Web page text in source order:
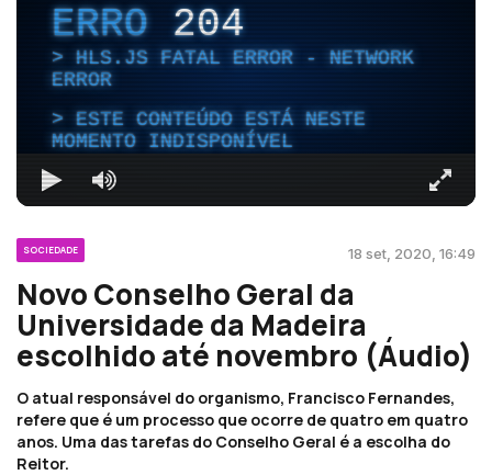
ERRO204
HLS.JS FATAL ERROR - NETWORK
ERROR
ESTE CONTEÚDO ESTÁ NESTE
MOMENTO INDISPONÍVEL
SOCIEDADE 18 set, 2020, 16:49
Novo Conselho Geral da
Universidade da Madeira
escolhido até novembro (Áudio)
O atual responsável do organismo, Francisco Fernandes,
refere que é um processo que ocorre de quatro em quatro
anos. Uma das tarefas do Conselho Geral é a escolha do
Reitor.